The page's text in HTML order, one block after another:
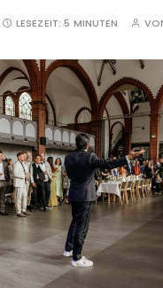
LESEZEIT:5 MINUTEN